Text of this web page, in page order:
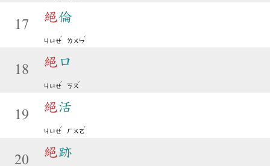
17
絕倫
ㄐㄩㄝ
ˊ
ㄌㄨㄣ
ˊ
18
絕 口
ㄐㄩㄝ
ˊ
ㄎㄡ
ˇ
19
絕活
ㄐㄩㄝ
ˊ
ㄏㄨㄛ
ˊ
20
絕跡